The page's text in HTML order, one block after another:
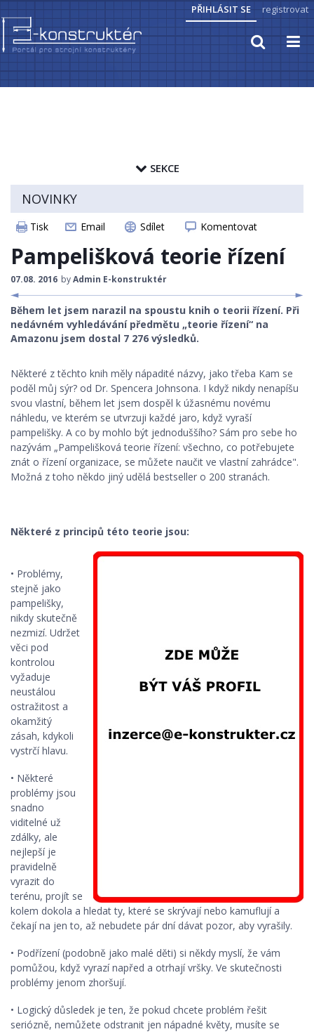
PŘIHLÁSIT SE registrovat
PŘEVODY JEDNOTEK
CAD MODELY
STROJNICKÉ TABULKY
SEKCE
ELEKTROPOHONY
SENZORIKA
ZAJÍMAVOSTI
STROJNÍ KOMPONENTY
KONSTRUKČNÍ MATERIÁLY
KONSTRUKCE
BEZPEČNOST STROJŮ
NOVINKY
Tisk Email Sdílet Komentovat
Pampelišková teorie řízení
07.08. 2016 byAdmin E-konstruktér
Během let jsem narazil na spoustu knih o teorii řízení. Při
nedávném vyhledávání předmětu „teorie řízení“ na
Amazonu jsem dostal 7 276 výsledků.
Některé z těchto knih měly nápadité názvy, jako třeba Kam se
poděl můj sýr? od Dr. Spencera Johnsona. I když nikdy nenapíšu
svou vlastní, během let jsem dospěl k úžasnému novému
náhledu, ve kterém se utvrzuji každé jaro, když vyraší
pampelišky. A co by mohlo být jednoduššího? Sám pro sebe ho
nazývám „Pampelišková teorie řízení: všechno, co potřebujete
znát o řízení organizace, se můžete naučit ve vlastní zahrádce".
Možná z toho někdo jiný udělá bestseller o 200 stranách.
Některé z principů této teorie jsou:
• Problémy,
stejně jako
pampelišky,
nikdy skutečně
nezmizí. Udržet
věci pod
kontrolou
vyžaduje
neustálou
ostražitost a
okamžitý
zásah, kdykoli
vystrčí hlavu.
• Některé
problémy jsou
snadno
viditelné už
zdálky, ale
nejlepší je
pravidelně
vyrazit do
terénu, projít se
kolem dokola a hledat ty, které se skrývají nebo kamuflují a
čekají na jen to, až nebudete pár dní dávat pozor, aby vyrašily.
• Podřízení (podobně jako malé děti) si někdy myslí, že vám
pomůžou, když vyrazí napřed a otrhají vršky. Ve skutečnosti
problémy jenom zhoršují.
• Logický důsledek je ten, že pokud chcete problém řešit
seriózně, nemůžete odstranit jen nápadné květy, musíte se